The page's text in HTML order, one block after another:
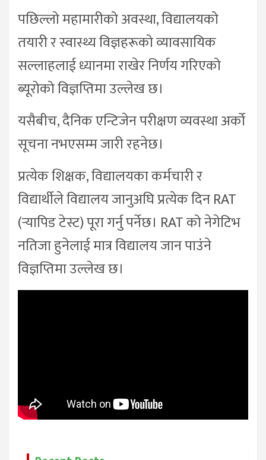
पछिल्लो महामारीको अवस्था, विद्यालयको
तयारी र स्वास्थ्य विज्ञहरूको व्यावसायिक
सल्लाहलाई ध्यानमा राखेर निर्णय गरिएको
ब्यूरोको विज्ञप्तिमा उल्लेख छ।
यसैबीच, दैनिक एन्टिजेन परीक्षण व्यवस्था अर्को
सूचना नभएसम्म जारी रहनेछ।
प्रत्येक शिक्षक, विद्यालयका कर्मचारी र
विद्यार्थीले विद्यालय जानुअघि प्रत्येक दिन RAT
(ऱ्यापिड टेस्ट) पूरा गर्नु पर्नेछ। RAT को नेगेटिभ
नतिजा हुनेलाई मात्र विद्यालय जान पाउंने
विज्ञप्तिमा उल्लेख छ।